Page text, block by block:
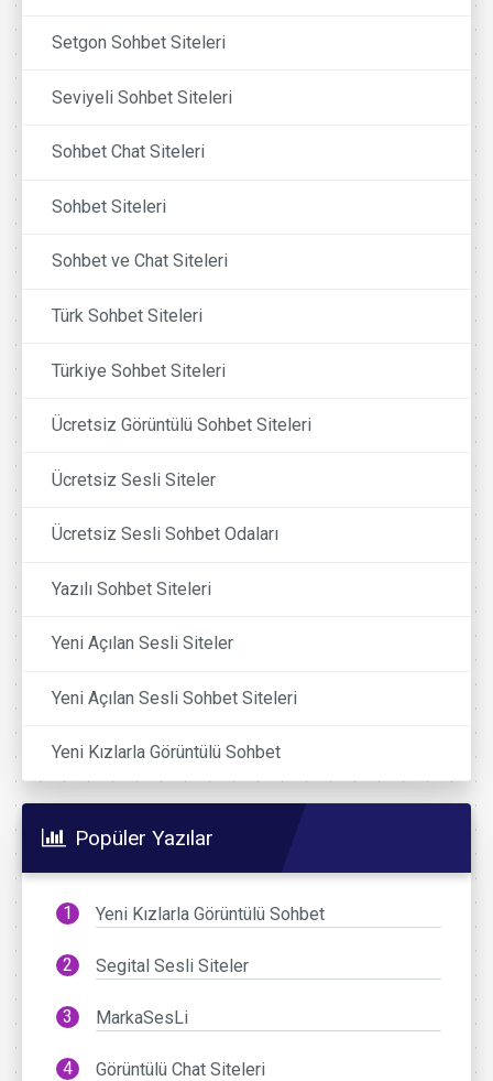
Setgon Sohbet Siteleri
Seviyeli Sohbet Siteleri
Sohbet Chat Siteleri
Sohbet Siteleri
Sohbet ve Chat Siteleri
Türk Sohbet Siteleri
Türkiye Sohbet Siteleri
Ücretsiz Görüntülü Sohbet Siteleri
Ücretsiz Sesli Siteler
Ücretsiz Sesli Sohbet Odaları
Yazılı Sohbet Siteleri
Yeni Açılan Sesli Siteler
Yeni Açılan Sesli Sohbet Siteleri
Yeni Kızlarla Görüntülü Sohbet
Popüler Yazılar
Yeni Kızlarla Görüntülü Sohbet
Segital Sesli Siteler
MarkaSesLi
Görüntülü Chat Siteleri